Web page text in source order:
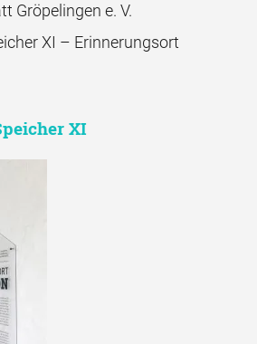
Gröpelingen e. V.
XI – Erinnerungsort
XI